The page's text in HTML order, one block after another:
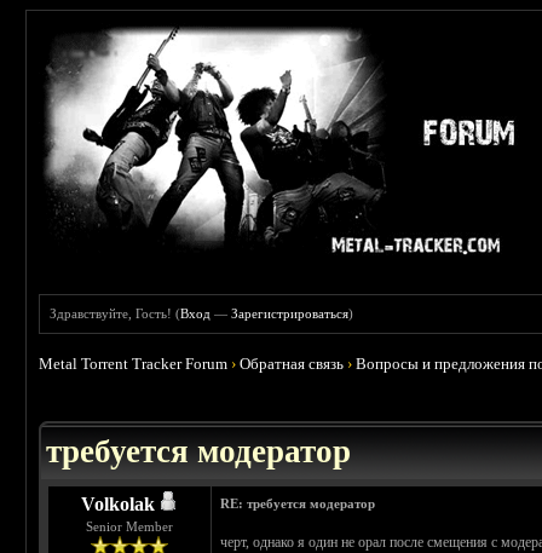
Здравствуйте, Гость! (Вход —Зарегистрироваться)
Metal Torrent Tracker Forum ›Обратная связь ›Вопросы и предложения
требуется модератор
Volkolak
Senior Member
RE: требуется модератор
черт, однако я один не орал после смещения с